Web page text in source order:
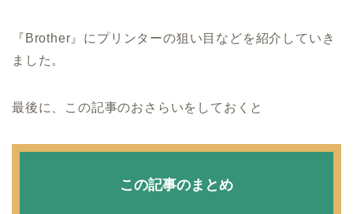
『Brother』にプリンターの狙い目などを紹介していき
ました。
最後に、この記事のおさらいをしておくと
この記事のまとめ